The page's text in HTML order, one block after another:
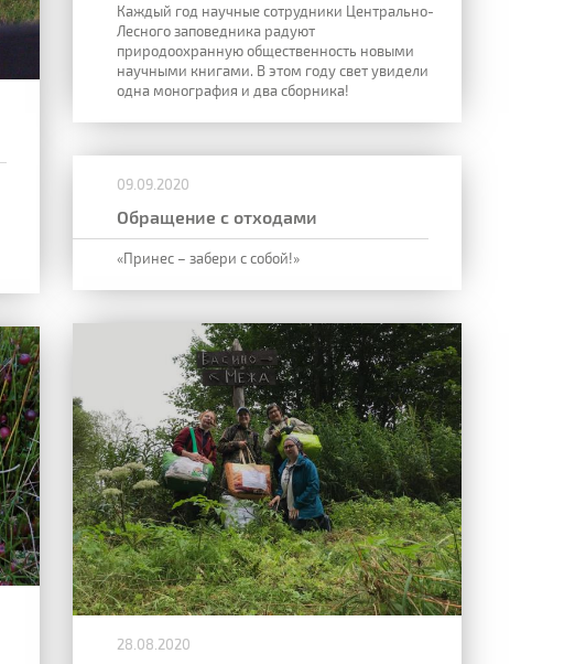
Каждый год научные сотрудники Центрально-
Лесного заповедника радуют
природоохранную общественность новыми
научными книгами. В этом году свет увидели
одна монография и два сборника!
09.09.2020
Обращение с отходами
«Принес – забери с собой!»
28.08.2020